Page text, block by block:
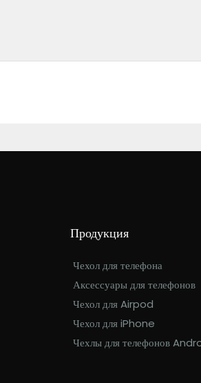
Продукция
Чехол для телефона
Аксессуары для телефонов
Чехол для Airpod
Чехол для iPhone
Чехлы для телефонов